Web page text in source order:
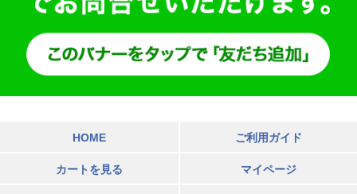
HOME ご利用ガイド
カートを見る マイページ